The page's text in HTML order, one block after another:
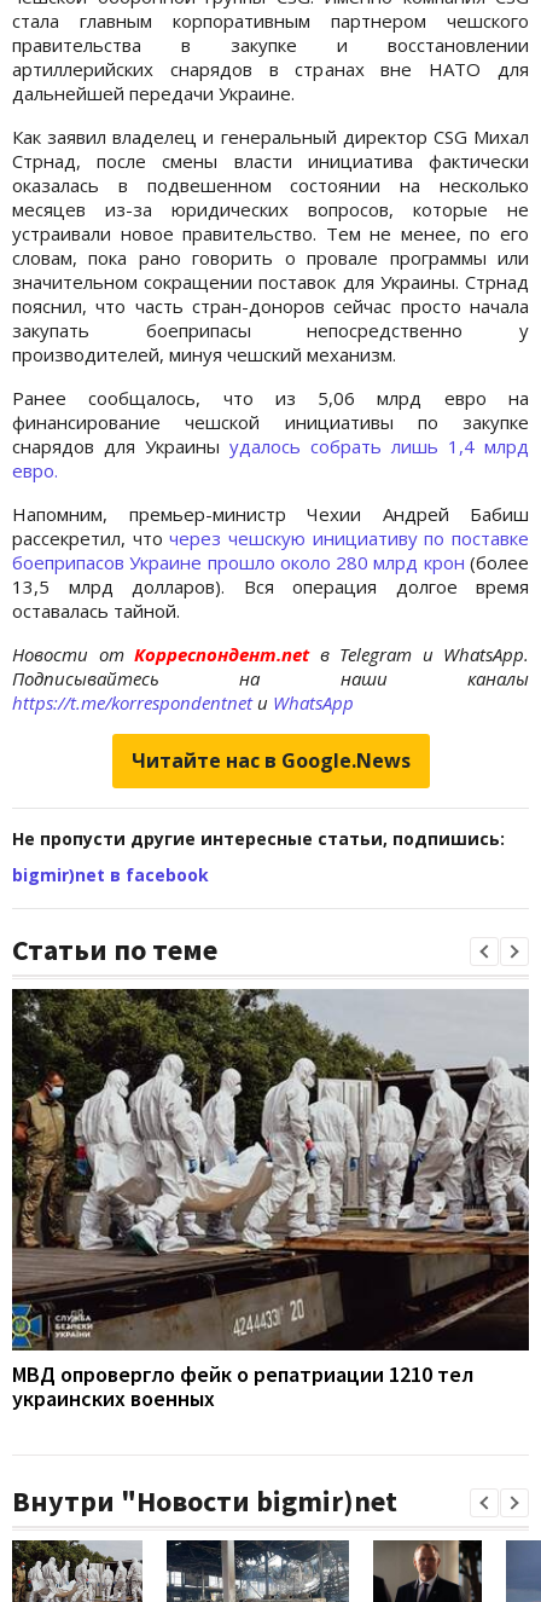
стала главным корпоративным партнером чешского
правительства в закупке и восстановлении
артиллерийских снарядов в странах вне НАТО для
дальнейшей передачи Украине.
Как заявил владелец и генеральный директор CSG Михал
Стрнад, после смены власти инициатива фактически
оказалась в подвешенном состоянии на несколько
месяцев из-за юридических вопросов, которые не
устраивали новое правительство. Тем не менее, по его
словам, пока рано говорить о провале программы или
значительном сокращении поставок для Украины. Стрнад
пояснил, что часть стран-доноров сейчас просто начала
закупать боеприпасы непосредственно у
производителей, минуя чешский механизм.
Ранее сообщалось, что из 5,06 млрд евро на
финансирование чешской инициативы по закупке
снарядов для Украины удалось собрать лишь 1,4 млрд
евро.
Напомним, премьер-министр Чехии Андрей Бабиш
рассекретил, чточерез чешскую инициативу по поставке
боеприпасов Украине прошло около 280 млрд крон (более
13,5 млрд долларов). Вся операция долгое время
оставалась тайной.
Новости отКорреспондент.net в Telegram и WhatsApp.
Подписывайтесь на наши каналы
https://t.me/korrespondentnetи WhatsApp
Читайте нас в Google.News
Не пропусти другие интересные статьи, подпишись:
bigmir)net в facebook
Статьи по теме
МВД опровергло фейк о репатриации 1210 тел
украинских военных
Внутри "Новости bigmir)net